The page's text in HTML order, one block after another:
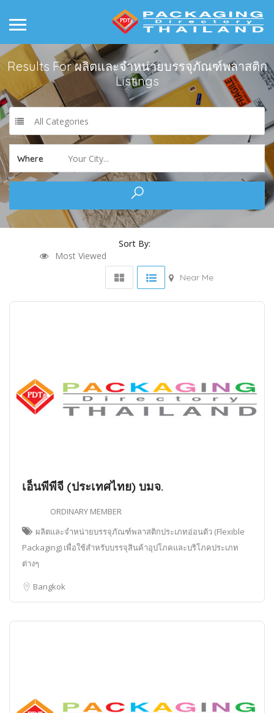
Results Forผลิตและจำหน่ายบรรจุภัณฑ์พลาสติก
Listings
All Categories
Where Your City...
Sort By:
Most Viewed
Near Me
เอ็นพีพีจี (ประเทศไทย) บมจ.
ORDINARY MEMBER
ผลิตและจำหน่ายบรรจุภัณฑ์พลาสติกประเภทอ่อนตัว (Flexible
Packaging) เพื่อใช้สำหรับบรรจุสินค้าอุปโภคและบริโภคประเภท
ต่างๆ
Bangkok